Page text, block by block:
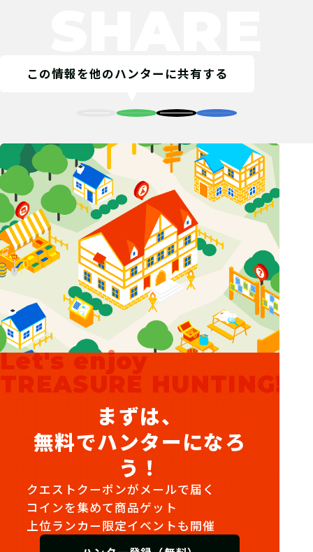
この情報を他のハンターに共有する
Let's enjoy
TREASURE HUNTING!
まずは、
無料でハンターになろ
う！
クエストクーポンがメールで届く
コインを集めて商品ゲット
上位ランカー限定イベントも開催